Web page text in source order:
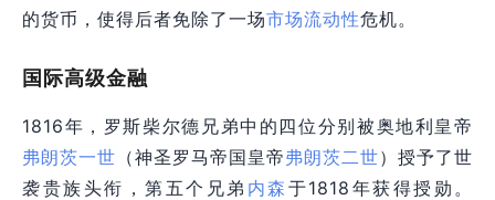
的货币，使得后者免除了一场市场流动性危机。
国际高级金融
1816年，罗斯柴尔德兄弟中的四位分别被奥地利皇帝
弗朗茨一世 （神圣罗马帝国皇帝弗朗茨二世）授予了世
袭贵族头衔，第五个兄弟 内森 于1818年获得授勋。